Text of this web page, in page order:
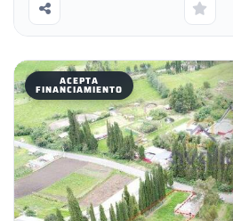
ACEPTA
FINANCIAMIENTO